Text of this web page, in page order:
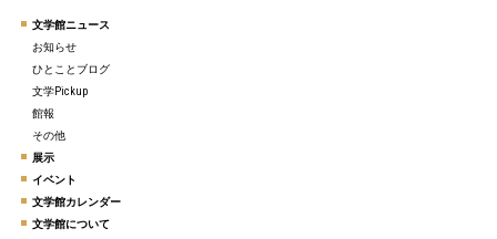
文学館ニュース
お知らせ
ひとことブログ
文学Pickup
館報
その他
展示
イベント
文学館カレンダー
文学館について